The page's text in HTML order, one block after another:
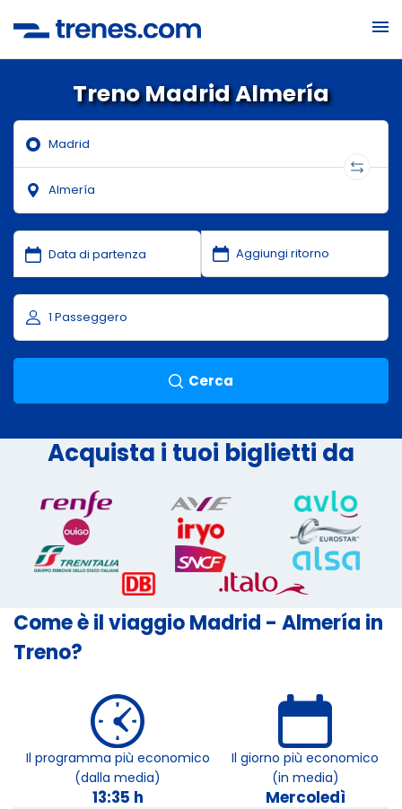
Treno Madrid Almería
Cerca
Acquista i tuoi biglietti da
Come è il viaggio Madrid - Almería in
Treno?
Il programma più economico
(dalla media)
13:35 h
Il giorno più economico
(in media)
Mercoledì